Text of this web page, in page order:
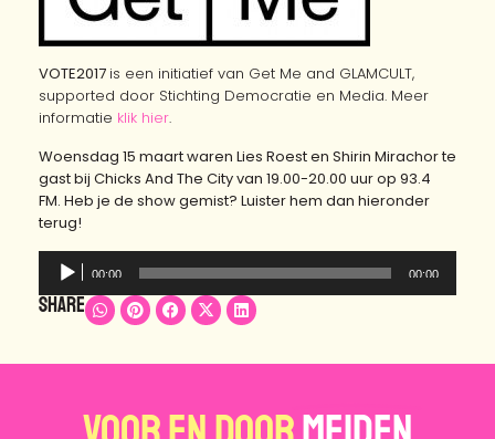
VOTE2017 is een initiatief van Get Me and GLAMCULT,
supported door Stichting Democratie en Media. Meer
informatie klik hier.
Woensdag 15 maart waren Lies Roest en Shirin Mirachor te
gast bij Chicks And The City van 19.00-20.00 uur op 93.4
FM. Heb je de show gemist? Luister hem dan hieronder
terug!
Audiospeler
00:00 00:00
Share